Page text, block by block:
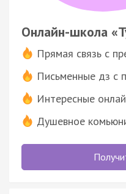
Онлайн-школа
Прямая связь с
Письменные дз с
Интересные
Душевное